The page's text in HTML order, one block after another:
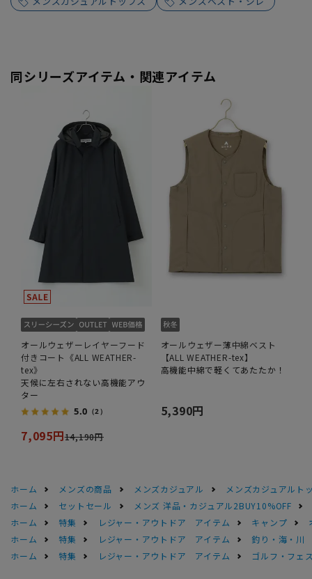
同シリーズアイテム・関連アイテム
オールウェザーレイヤーフード
付きコート《ALL WEATHER-
tex》
天候に左右されない高機能アウ
ター
5.0 （2）
7,095円14,190円
オールウェザー薄中綿ベスト
【ALL WEATHER-tex】
高機能中綿で軽くてあたたか！
5,390円
ホーム メンズの商品 メンズカジュアル
メンズカジュアルト
ホーム
セットセール
メンズ 洋品・カジュアル2BUY10%OFF
ホーム
特集 レジャー・アウトドア アイテム キャンプ
ホーム
特集 レジャー・アウトドア アイテム
釣り・海・川
ホーム
特集 レジャー・アウトドア アイテム ゴルフ・フェ